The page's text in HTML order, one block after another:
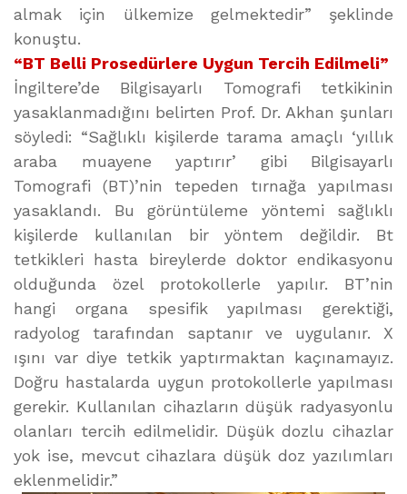
almak için ülkemize gelmektedir” şeklinde
konuştu.
“BT Belli Prosedürlere Uygun Tercih Edilmeli”
İngiltere’de Bilgisayarlı Tomografi tetkikinin
yasaklanmadığını belirten Prof. Dr. Akhan şunları
söyledi: “Sağlıklı kişilerde tarama amaçlı ‘yıllık
araba muayene yaptırır’ gibi Bilgisayarlı
Tomografi (BT)’nin tepeden tırnağa yapılması
yasaklandı. Bu görüntüleme yöntemi sağlıklı
kişilerde kullanılan bir yöntem değildir. Bt
tetkikleri hasta bireylerde doktor endikasyonu
olduğunda özel protokollerle yapılır. BT’nin
hangi organa spesifik yapılması gerektiği,
radyolog tarafından saptanır ve uygulanır. X
ışını var diye tetkik yaptırmaktan kaçınamayız.
Doğru hastalarda uygun protokollerle yapılması
gerekir. Kullanılan cihazların düşük radyasyonlu
olanları tercih edilmelidir. Düşük dozlu cihazlar
yok ise, mevcut cihazlara düşük doz yazılımları
eklenmelidir.”